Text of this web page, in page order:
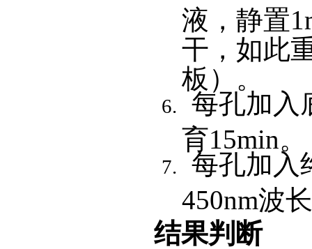
液，静置
干，如此
板）。
每孔加入
育15min。
每孔加入
450nm波
结果判断